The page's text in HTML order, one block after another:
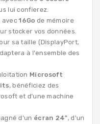
lui confierez.
avec16Go de mémoire
stocker vos données.
sa taille (DisplayPort,
à l'ensemble des
Microsoft
, bénéficiez des
et d'une machine
d'un écran 24", d'un